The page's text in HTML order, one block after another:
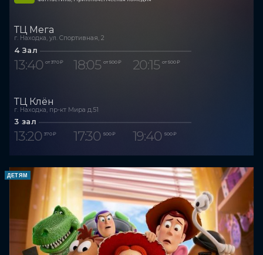
ТЦ Мега
г. Находка, ул. Спортивная, 2
4 Зал
13:40 от 370 ₽ 18:05 от 500 ₽ 20:15 от 500 ₽
ТЦ Клён
г. Находка, пр-кт Мира д.51
3 зал
13:20 370 ₽ 17:30 500 ₽ 19:40 500 ₽
ДЕТЯМ